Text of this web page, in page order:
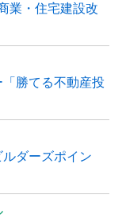
業・住宅建設改
勝てる不動産投
ダーズポイン